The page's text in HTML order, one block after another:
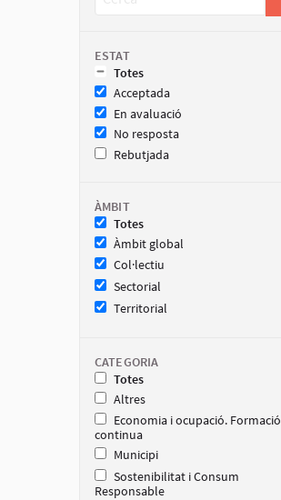
ESTAT
Totes
Acceptada
En avaluació
No resposta
Rebutjada
ÀMBIT
Totes
Àmbit global
Col·lectiu
Sectorial
Territorial
CATEGORIA
Totes
Altres
Economia i ocupació. Formació
continua
Municipi
Sostenibilitat i Consum
Responsable